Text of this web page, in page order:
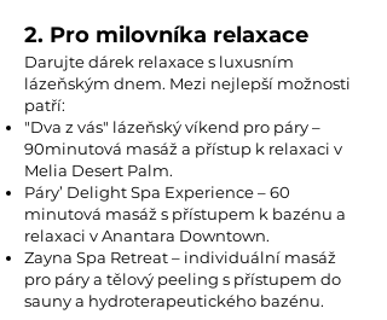
2. Pro milovníka relaxace
Darujte dárek relaxace s luxusním
lázeňským dnem. Mezi nejlepší možnosti
patří:
"Dva z vás" lázeňský víkend pro páry –
90minutová masáž a přístup k relaxaci v
Melia Desert Palm.
Páry’ Delight Spa Experience – 60
minutová masáž s přístupem k bazénu a
relaxaci v Anantara Downtown.
Zayna Spa Retreat – individuální masáž
pro páry a tělový peeling s přístupem do
sauny a hydroterapeutického bazénu.